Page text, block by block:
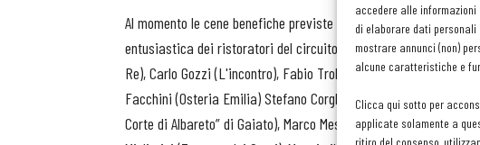
accedere alle
di elaborare dati personali
mostrare annunci (non)
alcune caratteristiche e
Clicca qui sotto per
applicate solamente a
Al momento le cene benefiche previste sono 14 ma l’iniziativa
entusiastica dei ristoratori del circuito Chef di Modena a
Re), Carlo Gozzi (L'incontro), Fabio Trolio (La Busa), Gianluca
Facchini (Osteria Emilia) Stefano Corghi (Il luppolo e l'uva),
Corte di Albareto” di Gaiato), Marco Messori (Osteria della